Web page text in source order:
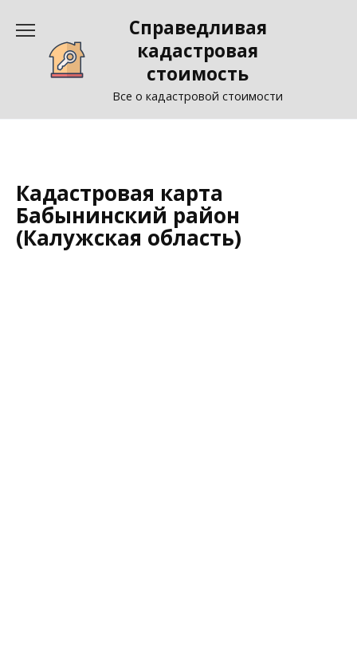
содержанию
Справедливая
кадастровая
стоимость
Все о кадастровой стоимости
Кадастровая карта
Бабынинский район
(Калужская область)